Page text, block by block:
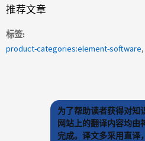
推荐文章
标签
product-categories:element-software
为了帮助读者获得对知
网站上的翻译内容均由
完成。译文多采用直译